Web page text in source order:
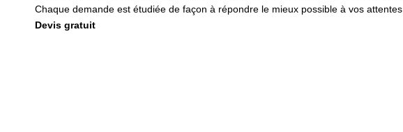
Chaque demande est étudiée de façon à répondre le mieux possible à vos attentes.
Devis gratuit